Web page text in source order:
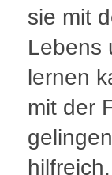
sie mit
Lebens
lernen
mit der